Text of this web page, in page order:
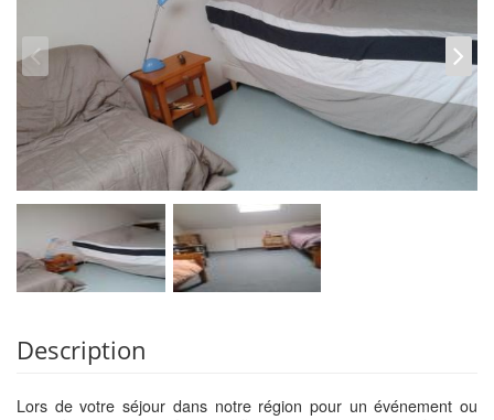
Description
Lors de votre séjour dans notre région pour un événement ou